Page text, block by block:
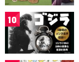
10